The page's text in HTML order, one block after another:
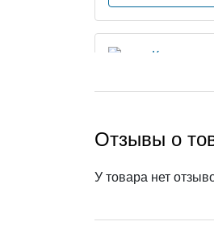
S НОЭЗ
363 ₽
Отзывы о
У товара нет